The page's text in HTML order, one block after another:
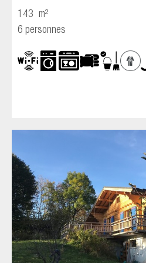
143 m²
6 personnes